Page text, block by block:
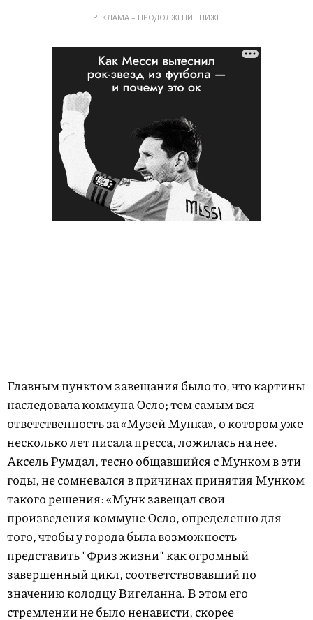
РЕКЛАМА – ПРОДОЛЖЕНИЕ НИЖЕ
Главным пунктом завещания было то, что картины
наследовала коммуна Осло; тем самым вся
ответственность за «Музей Мунка», о котором уже
несколько лет писала пресса, ложилась на нее.
Аксель Румдал, тесно общавшийся с Мунком в эти
годы, не сомневался в причинах принятия Мунком
такого решения: «Мунк завещал свои
произведения коммуне Осло, определенно для
того, чтобы у города была возможность
представить "Фриз жизни" как огромный
завершенный цикл, соответствовавший по
значению колодцу Вигеланна. В этом его
стремлении не было ненависти, скорее